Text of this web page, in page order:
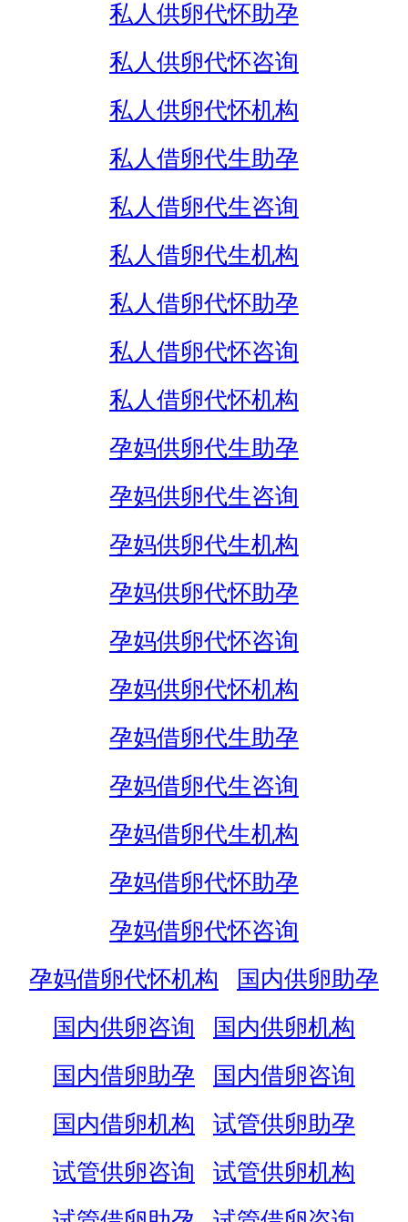
私人供卵代怀助孕
私人供卵代怀咨询
私人供卵代怀机构
私人借卵代生助孕
私人借卵代生咨询
私人借卵代生机构
私人借卵代怀助孕
私人借卵代怀咨询
私人借卵代怀机构
孕妈供卵代生助孕
孕妈供卵代生咨询
孕妈供卵代生机构
孕妈供卵代怀助孕
孕妈供卵代怀咨询
孕妈供卵代怀机构
孕妈借卵代生助孕
孕妈借卵代生咨询
孕妈借卵代生机构
孕妈借卵代怀助孕
孕妈借卵代怀咨询
孕妈借卵代怀机构
国内供卵助孕
国内供卵咨询
国内供卵机构
国内借卵助孕
国内借卵咨询
国内借卵机构
试管供卵助孕
试管供卵咨询
试管供卵机构